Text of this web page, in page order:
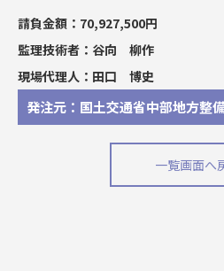
請負金額：70,927,500円
監理技術者：谷向 柳作
現場代理人：田口 博史
発注元：国土交通省中部地方整
一覧画面へ